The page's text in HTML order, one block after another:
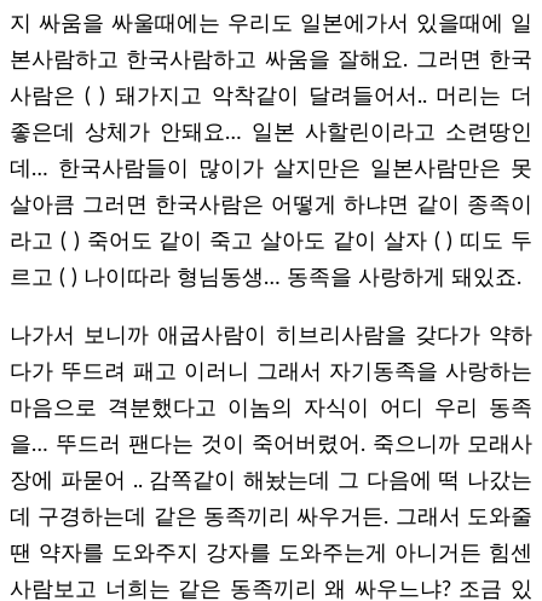
지 싸움을 싸울때에는 우리도 일본에가서 있을때에 일
본사람하고 한국사람하고 싸움을 잘해요. 그러면 한국
사람은 ( ) 돼가지고 악착같이 달려들어서.. 머리는 더
좋은데 상체가 안돼요… 일본 사할린이라고 소련땅인
데… 한국사람들이 많이가 살지만은 일본사람만은 못
살아큼 그러면 한국사람은 어떻게 하냐면 같이 종족이
라고 ( ) 죽어도 같이 죽고 살아도 같이 살자 ( ) 띠도 두
르고 ( ) 나이따라 형님동생… 동족을 사랑하게 돼있죠.
나가서 보니까 애굽사람이 히브리사람을 갖다가 약하
다가 뚜드려 패고 이러니 그래서 자기동족을 사랑하는
마음으로 격분했다고 이놈의 자식이 어디 우리 동족
을… 뚜드러 팬다는 것이 죽어버렸어. 죽으니까 모래사
장에 파묻어 .. 감쪽같이 해놨는데 그 다음에 떡 나갔는
데 구경하는데 같은 동족끼리 싸우거든. 그래서 도와줄
땐 약자를 도와주지 강자를 도와주는게 아니거든 힘센
사람보고 너희는 같은 동족끼리 왜 싸우느냐? 조금 있